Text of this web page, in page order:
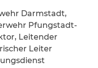
Darmstadt,
Pfungstadt-
Leitender
Leiter